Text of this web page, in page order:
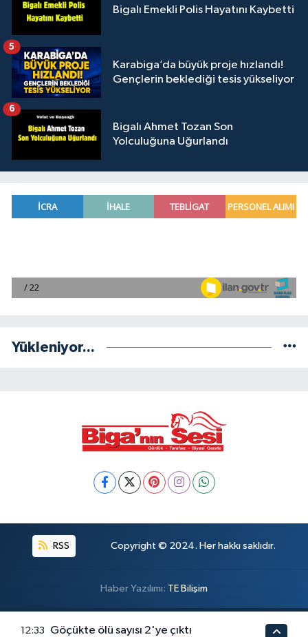
Bigalı Emekli Polis Hayatını Kaybetti
Karabiga’da büyük proje hızlandı!
Gençlerin beklediği tesis yükseliyor
5
Bigalı Ahmet Tozan Son
Yolculuğuna Uğurlandı
6
Yükleniyor...
RSS Copyright © 2024. Her hakkı saklıdır.
Haber Yazılımı: TE Bilişim
12:33 Göçükte ölü sayısı 2'ye çıktı